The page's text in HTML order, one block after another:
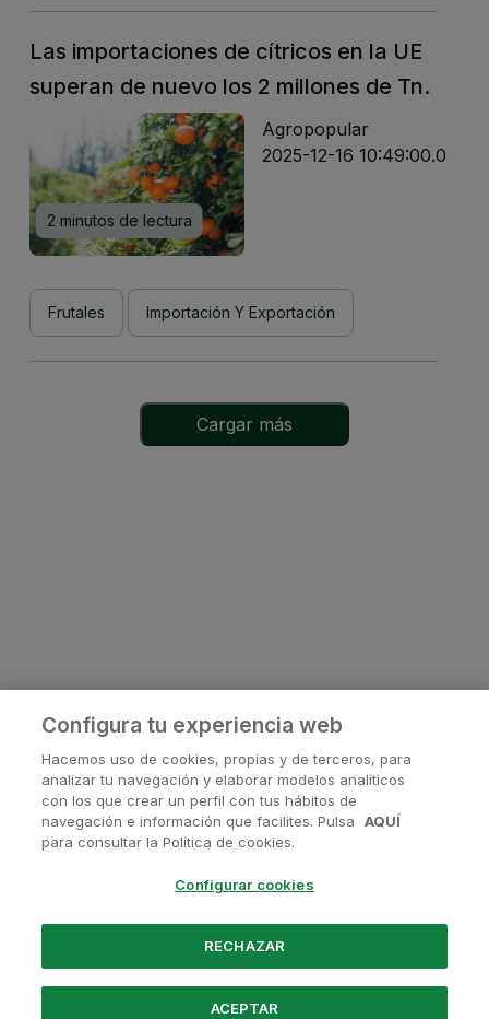
Las importaciones de cítricos en la UE
superan de nuevo los 2 millones de Tn.
2 minutos de lectura
Agropopular
2025-12-16 10:49:00.0
Frutales Importación Y Exportación
Cargar más
¿Tienes alguna pregunta?
Contactanos en
Configura tu experiencia web
Hacemos uso de cookies, propias y de terceros, para
analizar tu navegación y elaborar modelos analíticos
con los que crear un perfil con tus hábitos de
navegación e información que facilites. Pulsa
AQUÍ
para consultar la Política de cookies.
Configurar cookies
RECHAZAR
ACEPTAR